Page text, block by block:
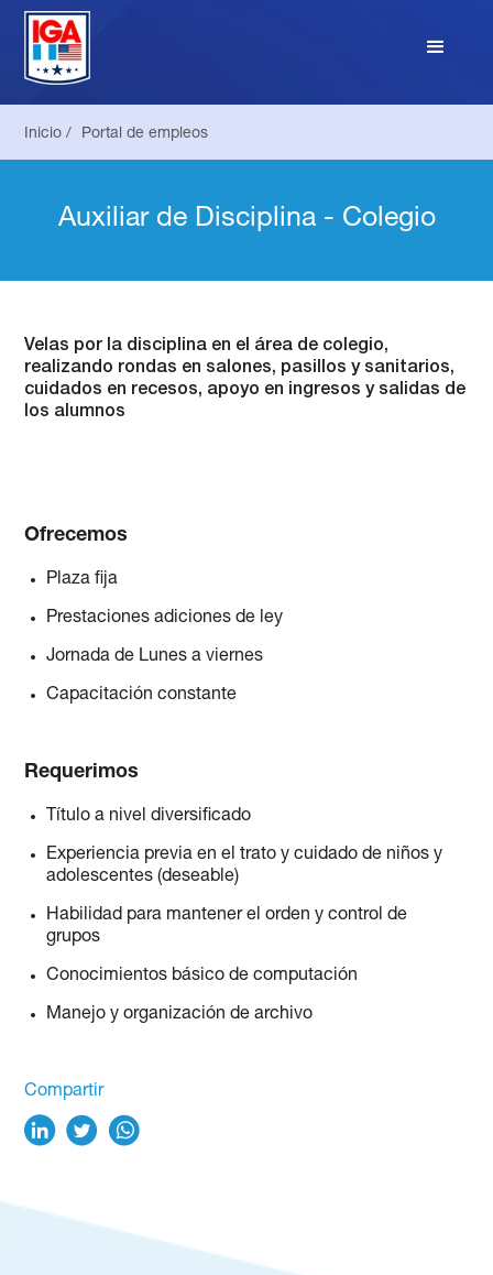
Inicio / Portal de empleos
Auxiliar de Disciplina - Colegio
Velas por la disciplina en el área de colegio,
realizando rondas en salones, pasillos y sanitarios,
cuidados en recesos, apoyo en ingresos y salidas de
los alumnos
Ofrecemos
Plaza fija
Prestaciones adiciones de ley
Jornada de Lunes a viernes
Capacitación constante
Requerimos
Título a nivel diversificado
Experiencia previa en el trato y cuidado de niños y
adolescentes (deseable)
Habilidad para mantener el orden y control de
grupos
Conocimientos básico de computación
Manejo y organización de archivo
Compartir